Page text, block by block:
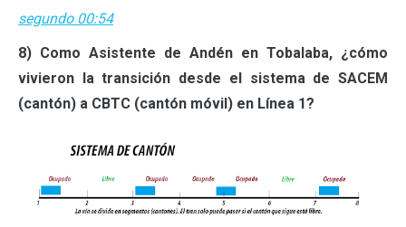
segundo 00:54
8) Como Asistente de Andén en Tobalaba, ¿cómo
vivieron la transición desde el sistema de SACEM
(cantón) a CBTC (cantón móvil) en Línea 1?